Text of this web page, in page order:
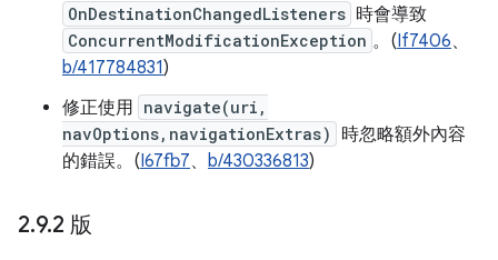
OnDestinationChangedListeners 時會導致
ConcurrentModificationException 。(If7406、
b/417784831)
修正使用 navigate(uri,
navOptions,navigationExtras)
時忽略額外內容
的錯誤。(I67fb7、 b/430336813)
2.9.2 版